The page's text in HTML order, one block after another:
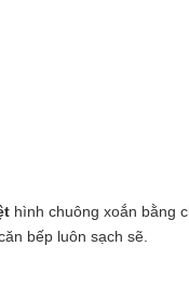
hình chuông xoắn bằng
bếp luôn sạch sẽ.